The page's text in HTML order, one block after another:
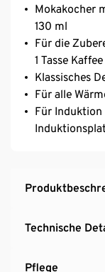
Mokakocher
130 ml
Für die
1 Tasse Kaffee
Klassisches
Für alle
Für
Technische
Pflege